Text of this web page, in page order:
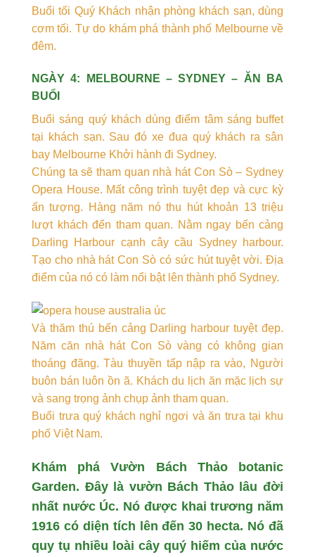
Buổi tối Quý Khách nhận phòng khách sạn, dùng
cơm tối. Tự do khám phá thành phố Melbourne về
đêm.
NGÀY 4: MELBOURNE – SYDNEY – ĂN BA
BUỔI
Buổi sáng quý khách dùng điểm tâm sáng buffet
tại khách sạn. Sau đó xe đua quý khách ra sân
bay Melbourne Khởi hành đi Sydney.
Chúng ta sẽ tham quan nhà hát Con Sò – Sydney
Opera House. Mất công trình tuyệt đẹp và cực kỳ
ấn tượng. Hàng năm nó thu hút khoản 13 triệu
lượt khách đến tham quan. Nằm ngay bến cảng
Darling Harbour cạnh cây cầu Sydney harbour.
Tạo cho nhà hát Con Sò có sức hút tuyệt vời. Địa
điểm của nó có làm nổi bật lên thành phố Sydney.
Và thăm thú bến cảng Darling harbour tuyệt đẹp.
Năm căn nhà hát Con Sò vàng có không gian
thoáng đãng. Tàu thuyền tấp nập ra vào, Người
buôn bán luôn ồn ã. Khách du lịch ăn mặc lịch sự
và sang trọng ảnh chụp ảnh tham quan.
Buổi trưa quý khách nghỉ ngơi và ăn trưa tại khu
phố Việt Nam.
Khám phá Vườn Bách Thảo botanic
Garden. Đây là vườn Bách Thảo lâu đời
nhất nước Úc. Nó được khai trương năm
1916 có diện tích lên đến 30 hecta. Nó đã
quy tụ nhiều loài cây quý hiếm của nước